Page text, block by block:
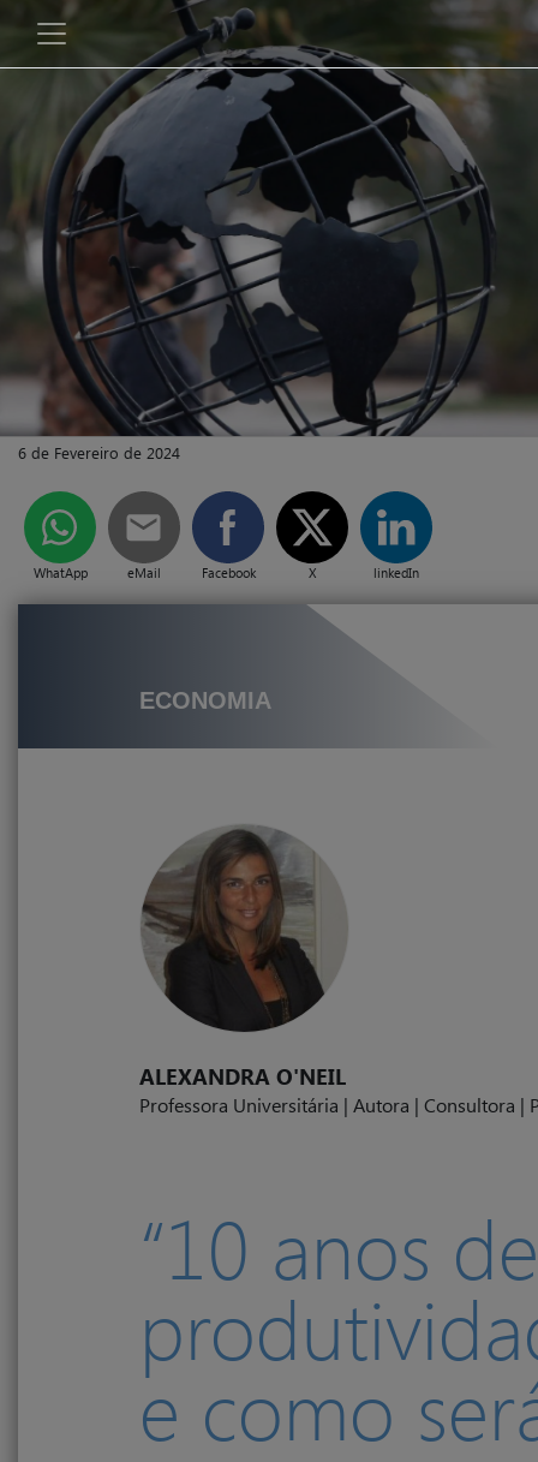
6 de Fevereiro de 2024
WhatApp eMail Facebook X linkedIn
ECONOMIA
ALEXANDRA O'NEIL
Professora Universitária | Autora | Consultora |
“10 anos
e como